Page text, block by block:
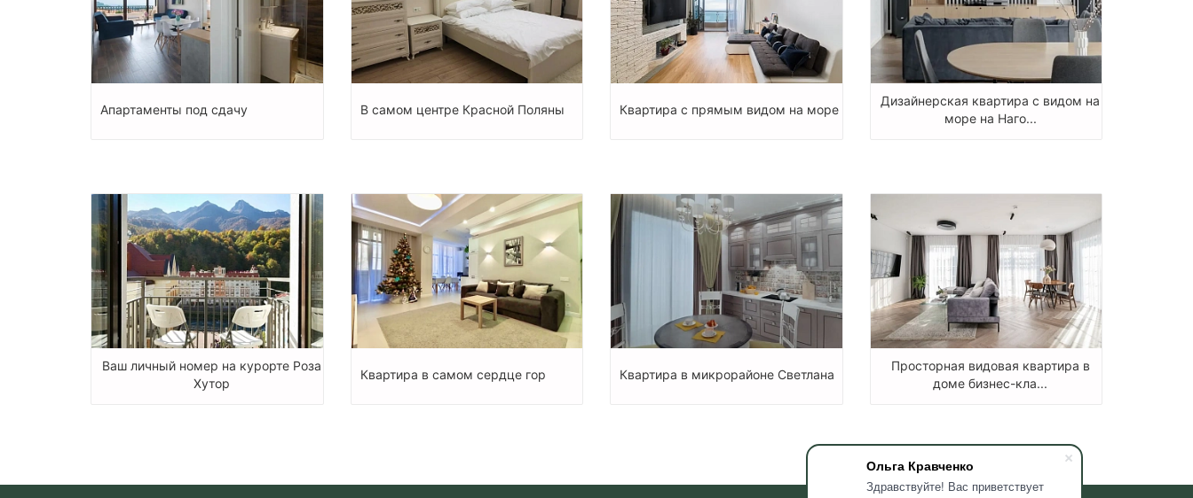
Ольга Кравченко
Здравствуйте! Вас приветствует
Апартаменты под сдачу В самом центре Красной Поляны
Ваш личный номер на курорте Роза
Хутор
Квартира в самом сердце гор
Квартира с прямым видом на море
Дизайнерская квартира с видом на
море на Наго...
Квартира в микрорайоне Светлана
Просторная видовая квартира в
доме бизнес-кла...